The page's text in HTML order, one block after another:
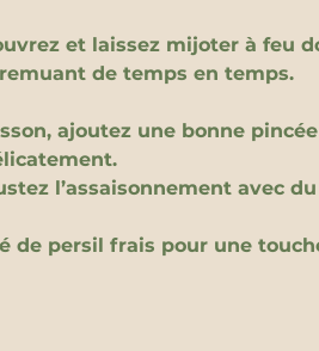
et laissez mijoter à feu
de temps en temps.
ajoutez une bonne
l’assaisonnement avec
de persil frais pour une